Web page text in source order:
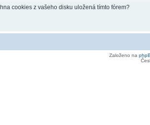
cookies z vašeho disku uložená tímto fórem?
Založeno na